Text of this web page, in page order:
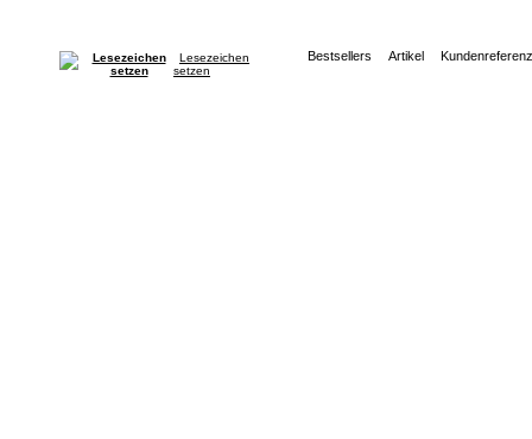
Lesezeichen
setzen
Bestsellers Artikel